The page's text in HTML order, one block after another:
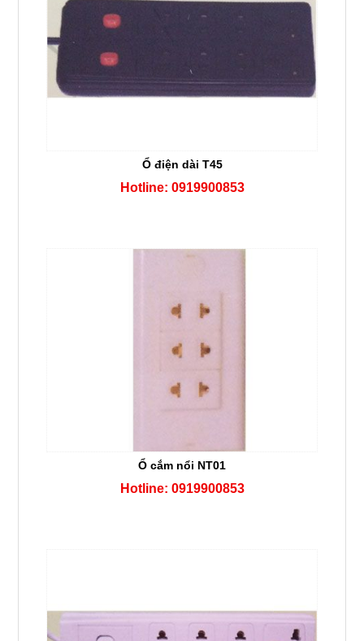
Ổ điện dài T45
Hotline: 0919900853
Ổ cắm nổi NT01
Hotline: 0919900853